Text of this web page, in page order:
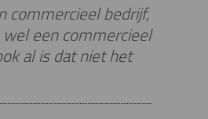
commercieel bedrijf,
een commercieel
al is dat niet het